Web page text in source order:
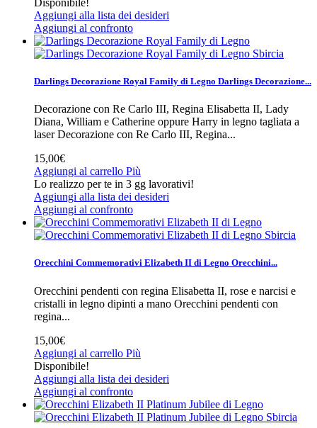
Aggiungi alla lista dei desideri
Aggiungi al confronto
Sbircia
Darlings Decorazione Royal Family di Legno Darlings Decorazione...
Decorazione con Re Carlo III, Regina Elisabetta II, Lady
Diana, William e Catherine oppure Harry in legno tagliata a
laser Decorazione con Re Carlo III, Regina...
15,00€
Aggiungi al carrello Più
Lo realizzo per te in 3 gg lavorativi!
Aggiungi alla lista dei desideri
Aggiungi al confronto
Sbircia
Orecchini Commemorativi Elizabeth II di Legno Orecchini...
Orecchini pendenti con regina Elisabetta II, rose e narcisi e
cristalli in legno dipinti a mano Orecchini pendenti con
regina...
15,00€
Aggiungi al carrello Più
Disponibile!
Aggiungi alla lista dei desideri
Aggiungi al confronto
Sbircia